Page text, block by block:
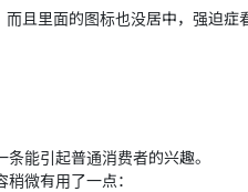
且里面的图标也没居中，强迫症
能引起普通消费者的兴趣。
微有用了一点：